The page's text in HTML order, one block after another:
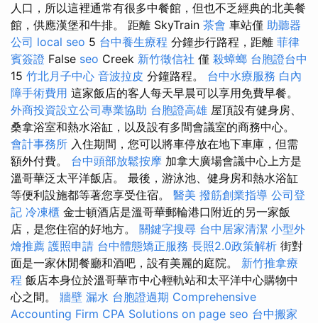
人口，所以這裡通常有很多中餐館，但也不乏經典的北美餐
館，供應漢堡和牛排。 距離 SkyTrain 茶會 車站僅 助聽器
公司 local seo 5 台中養生療程 分鐘步行路程，距離 菲律
賓簽證 False seo Creek 新竹徵信社 僅 殺蟑螂 台胞證台中
15 竹北月子中心 音波拉皮 分鐘路程。 台中水療服務 白內
障手術費用 這家飯店的客人每天早晨可以享用免費早餐。
外商投資設立公司專業協助 台胞證高雄 屋頂設有健身房、
桑拿浴室和熱水浴缸，以及設有多間會議室的商務中心。
會計事務所 入住期間，您可以將車停放在地下車庫，但需
額外付費。 台中頭部放鬆按摩 加拿大廣場會議中心上方是
溫哥華泛太平洋飯店。 最後，游泳池、健身房和熱水浴缸
等便利設施都等著您享受住宿。 醫美 撥筋創業指導 公司登
記 冷凍櫃 金士頓酒店是溫哥華郵輪港口附近的另一家飯
店，是您住宿的好地方。 關鍵字搜尋 台中居家清潔 小型外
燴推薦 護照申請 台中體態矯正服務 長照2.0政策解析 街對
面是一家休閒餐廳和酒吧，設有美麗的庭院。 新竹推拿療
程 飯店本身位於溫哥華市中心輕軌站和太平洋中心購物中
心之間。 牆壁 漏水 台胞證過期 Comprehensive
Accounting Firm CPA Solutions on page seo 台中搬家